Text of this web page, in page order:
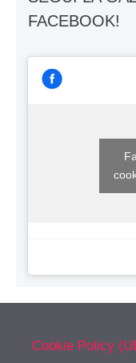
FACEBOOK!
Cookie Policy